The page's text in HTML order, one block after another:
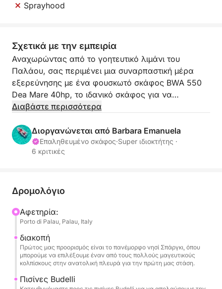
Sprayhood
Σχετικά με την εμπειρία
Αναχωρώντας από το γοητευτικό λιμάνι του
Παλάου, σας περιμένει μια συναρπαστική μέρα
εξερεύνησης με ένα φουσκωτό σκάφος BWA 550
Dea Mare 40hp, το ιδανικό σκάφος για να
ανακαλύψετε τα θαύματα του αρχιπελάγους La
ευέλικτο και ευέλικτο φουσκωτό σκάφος είναι
ιδανικό για να περιηγηθείτε στα πιο όμορφα νησιά
και κολπίσκους, προσφέροντας μια οικεία και
Η διαδρομή μας θα σας οδηγήσει μέσα από τα
νησιά. Η πρώτη σας στάση θα μπορούσε να είναι
το νησί Spargi, με τις παραλίες με ψιλή άμμο όπως
η Cala Corsara και η Cala Soraya, όπου μπορείτε να
βουτήξετε σε μια θάλασσα που λαμπυρίζει με
καραϊβικές αποχρώσεις. Στη συνέχεια, μπορείτε να
νησιά Budelli και Santa Maria, ένα τιρκουάζ υδάτινο
Διαβάστε περισσότερα
Διοργανώνεται από Barbara Emanuela
Επαληθευμένο σκάφος·Super ιδιοκτήτης ·
6 κριτικές
Δρομολόγιο
Αφετηρία:
Porto di Palau, Palau, Italy
διακοπή
Πρώτος μας προορισμός είναι το πανέμορφο νησί Σπάργκι, όπου
μπορούμε να επιλέξουμε έναν από τους πολλούς μαγευτικούς
κολπίσκους στην ανατολική πλευρά για την πρώτη μας στάση.
Πισίνες Budelli